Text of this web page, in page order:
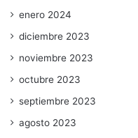
enero 2024
diciembre 2023
noviembre 2023
octubre 2023
septiembre 2023
agosto 2023